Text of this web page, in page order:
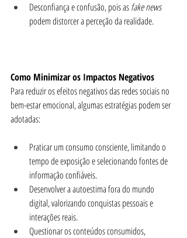
Desconfiança e confusão, pois as fake news
podem distorcer a perceção da realidade.
Como Minimizar os Impactos Negativos
Para reduzir os efeitos negativos das redes sociais no
bem-estar emocional, algumas estratégias podem ser
adotadas:
Praticar um consumo consciente, limitando o
tempo de exposição e selecionando fontes de
informação confiáveis.
Desenvolver a autoestima fora do mundo
digital, valorizando conquistas pessoais e
interações reais.
Questionar os conteúdos consumidos,